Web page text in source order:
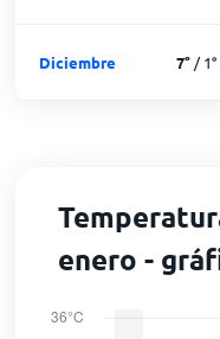
Diciembre 7° /1°
enero -